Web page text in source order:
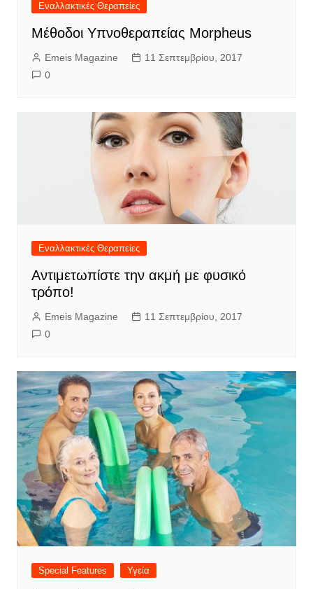
Εναλλακτικές Θεραπείες
Μέθοδοι Υπνοθεραπείας Morpheus
Emeis Magazine
11 Σεπτεμβρίου, 2017
0
Εναλλακτικές Θεραπείες
Αντιμετωπίστε την ακμή με φυσικό
τρόπο!
Emeis Magazine
11 Σεπτεμβρίου, 2017
0
Special Features Υγεία